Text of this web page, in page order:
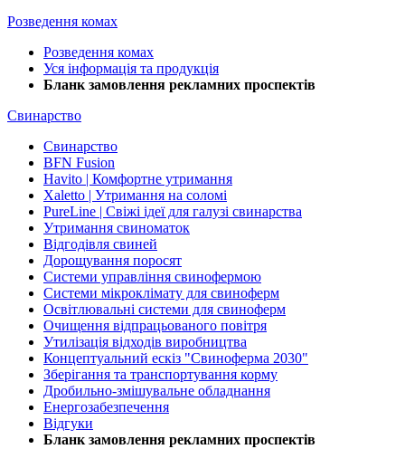
Розведення комах
Розведення комах
Уся інформація та продукція
Бланк замовлення рекламних проспектів
Свинарство
Свинарство
BFN Fusion
Havito | Комфортне утримання
Xaletto | Утримання на соломі
PureLine | Свіжі ідеї для галузі свинарства
Утримання свиноматок
Відгодівля свиней
Дорощування поросят
Системи управління свинофермою
Системи мікроклімату для свиноферм
Освітлювальні системи для свиноферм
Очищення відпрацьованого повітря
Утилізація відходів виробництва
Концептуальний ескіз "Свиноферма 2030"
Зберігання та транспортування корму
Дробильно-змішувальне обладнання
Енергозабезпечення
Відгуки
Бланк замовлення рекламних проспектів